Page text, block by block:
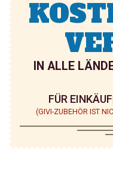
IN ALLE
FÜR
(GIVI-ZUBEHÖR IST